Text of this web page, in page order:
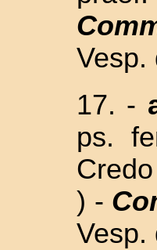
Vesp.
17. -
ps.
) -
Vesp.